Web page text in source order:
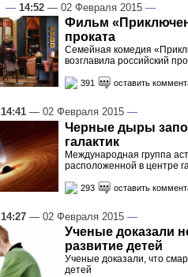
— 14:52 — 02 Февраля 2015 —
Фильм
проката
Семейная комедия
возглавила российский
391 оставить
14:41 — 02 Февраля 2015 —
Черные дыры
галактик
Международная группа
расположенной в центре
293 оставить
14:27 — 02 Февраля 2015 —
Ученые доказали
развитие детей
Ученые доказали, что
детей